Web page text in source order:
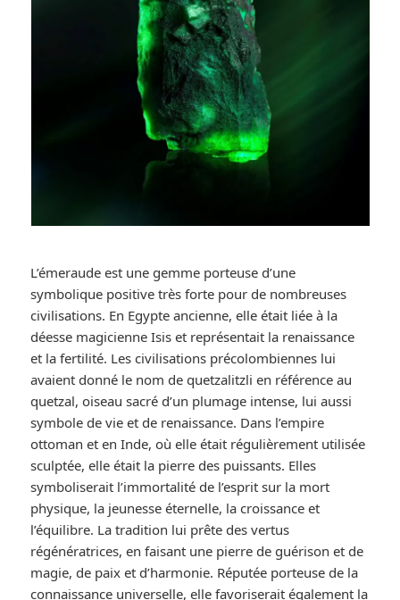
L’émeraude est une gemme porteuse d’une
symbolique positive très forte pour de nombreuses
civilisations. En Egypte ancienne, elle était liée à la
déesse magicienne Isis et représentait la renaissance
et la fertilité. Les civilisations précolombiennes lui
avaient donné le nom de quetzalitzli en référence au
quetzal, oiseau sacré d’un plumage intense, lui aussi
symbole de vie et de renaissance. Dans l’empire
ottoman et en Inde, où elle était régulièrement utilisée
sculptée, elle était la pierre des puissants. Elles
symboliserait l’immortalité de l’esprit sur la mort
physique, la jeunesse éternelle, la croissance et
l’équilibre. La tradition lui prête des vertus
régénératrices, en faisant une pierre de guérison et de
magie, de paix et d’harmonie. Réputée porteuse de la
connaissance universelle, elle favoriserait également la